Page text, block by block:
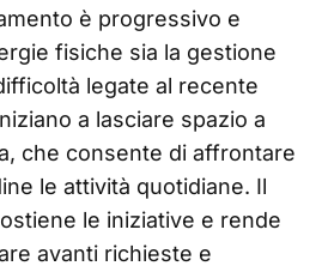
è progressivo e
fisiche sia la gestione
legate al recente
a lasciare spazio a
che consente di affrontare
le attività quotidiane. Il
le iniziative e rende
avanti richieste e